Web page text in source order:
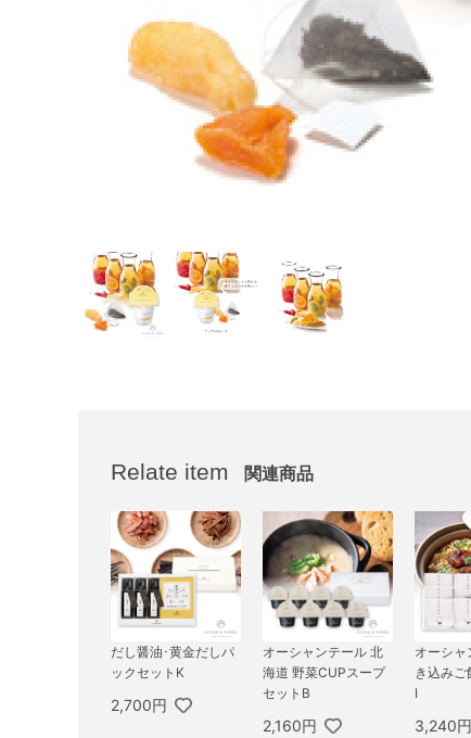
Relate item 関連商品
だし醤油･黄金だしパ
ックセットK
2,700円
オーシャンテール 北
海道 野菜CUPスープ
セットB
2,160円
オーシャ
き込みご
I
3,240円